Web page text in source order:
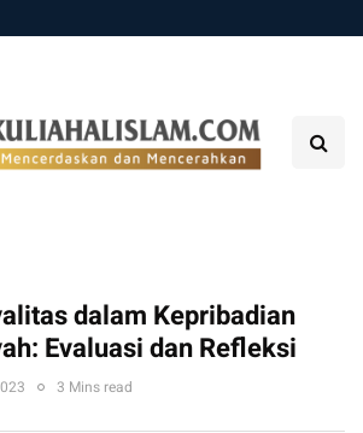
dalam Kepribadian
Evaluasi dan Refleksi
3 Mins read